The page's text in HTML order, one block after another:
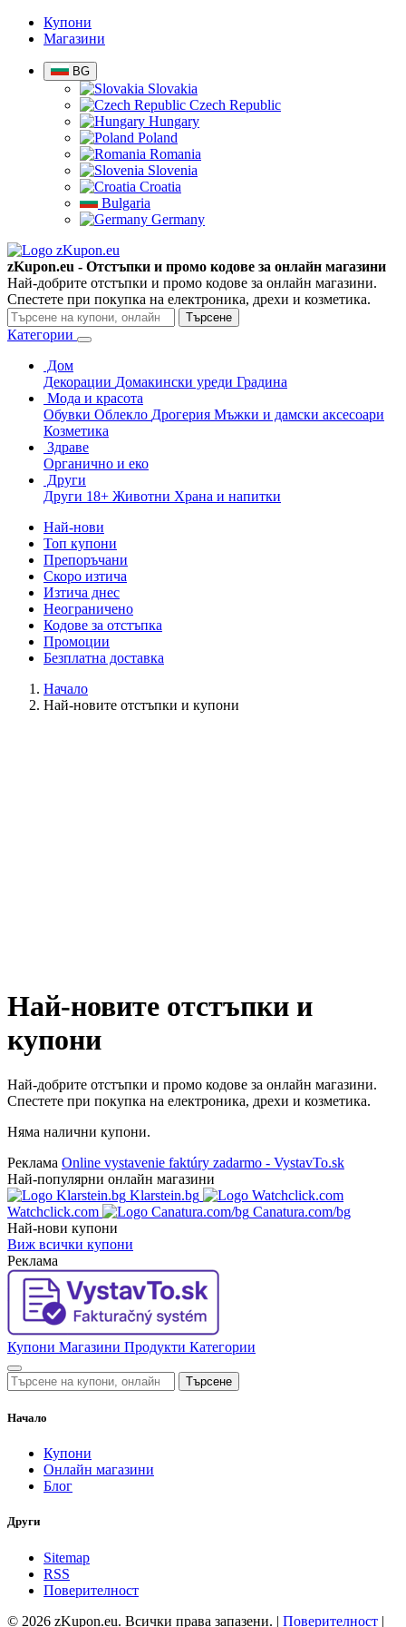
Купони
Магазини
BG
Slovakia
Czech Republic
Hungary
Poland
Romania
Slovenia
Croatia
Bulgaria
Germany
zKupon.eu - Отстъпки и промо кодове за онлайн магазини
Най-добрите отстъпки и промо кодове за онлайн магазини.
Спестете при покупка на електроника, дрехи и козметика.
Търсене
Категории
Дом
Декорации Домакински уреди Градина
Мода и красота
Обувки Облекло Дрогерия Мъжки и дамски аксесоари
Козметика
Здраве
Органично и еко
Други
Други 18+ Животни Храна и напитки
Най-нови
Топ купони
Препоръчани
Скоро изтича
Изтича днес
Неограничено
Кодове за отстъпка
Промоции
Безплатна доставка
Начало
Най-новите отстъпки и купони
Най-новите отстъпки и
купони
Най-добрите отстъпки и промо кодове за онлайн магазини.
Спестете при покупка на електроника, дрехи и козметика.
Няма налични купони.
Реклама Online vystavenie faktúry zadarmo - VystavTo.sk
Най-популярни онлайн магазини
Klarstein.bg
Watchclick.com
Canatura.com/bg
Най-нови купони
Виж всички купони
Реклама
Купони Магазини Продукти Категории
Търсене
Начало
Купони
Онлайн магазини
Блог
Други
Sitemap
RSS
Поверителност
© 2026 zKupon.eu. Всички права запазени. | Поверителност |